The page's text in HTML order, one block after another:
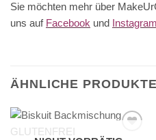
Sie möchten mehr über
uns auf Facebook und
ÄHNLICHE PRODUKTE